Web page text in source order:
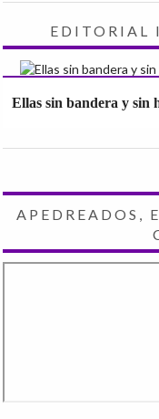
EDITORIAL
Ellas sin bandera y sin
APEDREADOS,